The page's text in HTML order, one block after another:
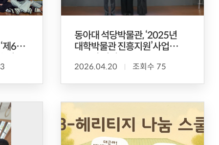
제6기
동아대 석당박물관, ‘2025년
대학박물관 진흥지원’사업
2026.04.20 조회수 75